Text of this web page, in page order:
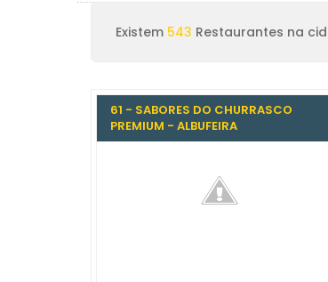
Existem 543 Restaurantes na
61 - SABORES DO CHURRASCO
PREMIUM - ALBUFEIRA